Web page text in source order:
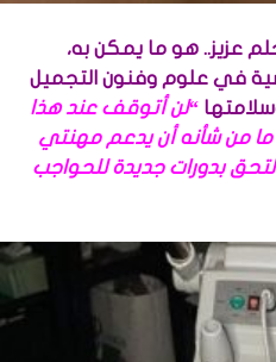
عزيز.. هو ما يمكن به،
في علوم وفنون التجميل
“لن أتوقف عند هذا
ما من شأنه أن يدعم مهنتي
بدورات جديدة للحواجب